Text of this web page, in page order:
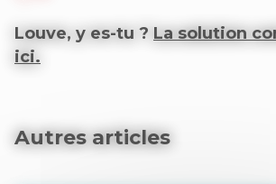
Louve, y es-tu ? La solution
ici.
Autres articles